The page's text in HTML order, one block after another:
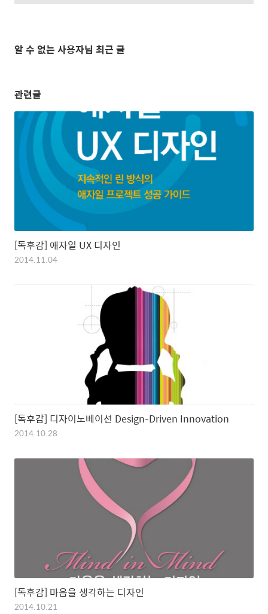
알 수 없는 사용자님 최근 글
관련글
[독후감] 애자일 UX 디자인
2014.11.04
[독후감] 디자이노베이션 Design-Driven Innovation
2014.10.28
[독후감] 마음을 생각하는 디자인
2014.10.21